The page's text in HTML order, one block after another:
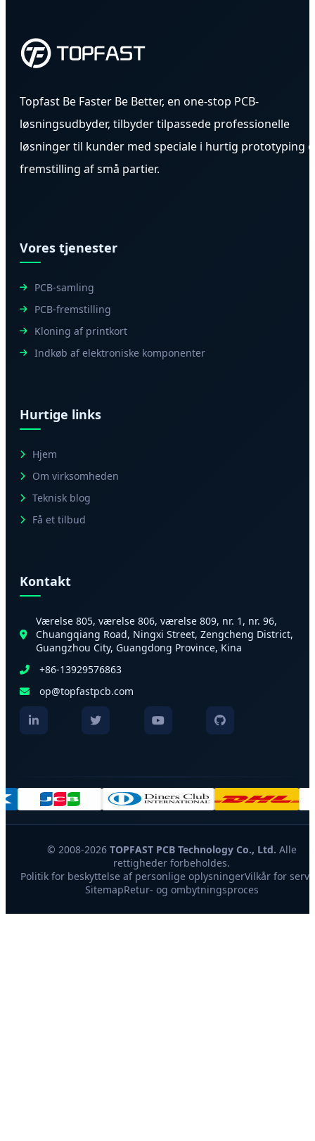
Topfast Be Faster Be Better, en one-stop PCB-
løsningsudbyder, tilbyder tilpassede professionelle
løsninger til kunder med speciale i hurtig prototyping
fremstilling af små partier.
Vores tjenester
PCB-samling
PCB-fremstilling
Kloning af printkort
Indkøb af elektroniske komponenter
Hurtige links
Hjem
Om virksomheden
Teknisk blog
Få et tilbud
Kontakt
Værelse 805, værelse 806, værelse 809, nr. 1, nr. 96,
Chuangqiang Road, Ningxi Street, Zengcheng District,
Guangzhou City, Guangdong Province, Kina
+86-13929576863
op@topfastpcb.com
© 2008-2026 TOPFAST PCB Technology Co., Ltd. Alle
rettigheder forbeholdes.
Politik for beskyttelse af personlige oplysningerVilkår for
SitemapRetur- og ombytningsproces